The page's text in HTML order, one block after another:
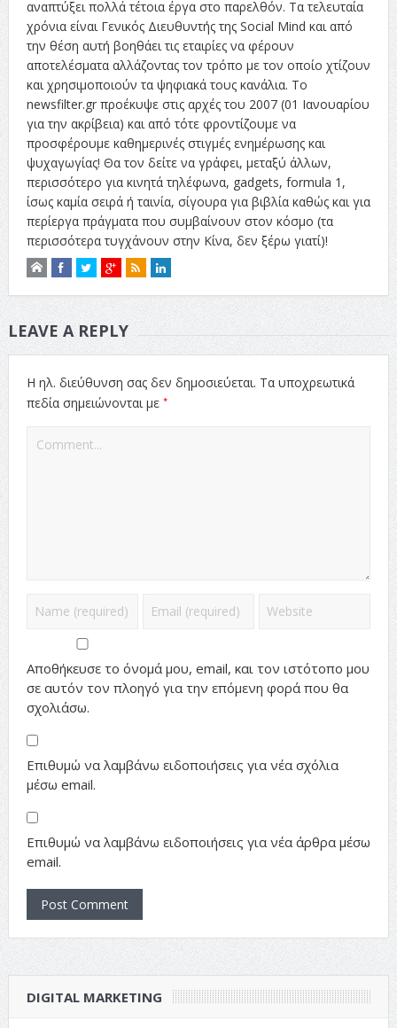
αναπτύξει πολλά τέτοια έργα στο παρελθόν. Τα τελευταία
χρόνια είναι Γενικός Διευθυντής της Social Mind και από
την θέση αυτή βοηθάει τις εταιρίες να φέρουν
αποτελέσματα αλλάζοντας τον τρόπο με τον οποίο χτίζουν
και χρησιμοποιούν τα ψηφιακά τους κανάλια. Το
newsfilter.gr προέκυψε στις αρχές του 2007 (01 Ιανουαρίου
για την ακρίβεια) και από τότε φροντίζουμε να
προσφέρουμε καθημερινές στιγμές ενημέρωσης και
ψυχαγωγίας! Θα τον δείτε να γράφει, μεταξύ άλλων,
περισσότερο για κινητά τηλέφωνα, gadgets, formula 1,
ίσως καμία σειρά ή ταινία, σίγουρα για βιβλία καθώς και για
περίεργα πράγματα που συμβαίνουν στον κόσμο (τα
περισσότερα τυγχάνουν στην Κίνα, δεν ξέρω γιατί)!
LEAVE A REPLY
Η ηλ. διεύθυνση σας δεν δημοσιεύεται. Τα υποχρεωτικά
πεδία σημειώνονται με *
Αποθήκευσε το όνομά μου, email, και τον ιστότοπο μου
σε αυτόν τον πλοηγό για την επόμενη φορά που θα
σχολιάσω.
Επιθυμώ να λαμβάνω ειδοποιήσεις για νέα σχόλια
μέσω email.
Επιθυμώ να λαμβάνω ειδοποιήσεις για νέα άρθρα μέσω
email.
DIGITAL MARKETING